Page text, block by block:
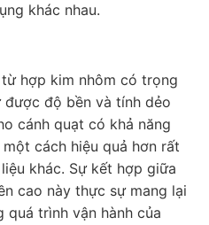
khác nhau.
hợp kim nhôm có trọng
được độ bền và tính dẻo
cánh quạt có khả năng
cách hiệu quả hơn rất
khác. Sự kết hợp giữa
cao này thực sự mang lại
trình vận hành của